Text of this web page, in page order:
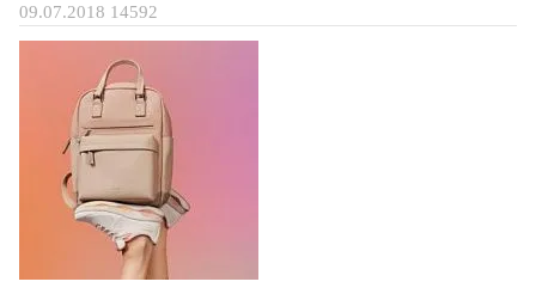
09.07.2018 14592